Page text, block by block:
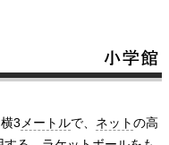
横3 メートルで、 ネットの高